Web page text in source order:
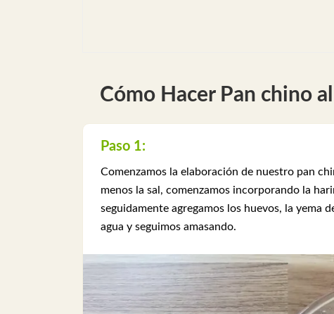
Cómo Hacer Pan chino
Paso 1:
Comenzamos la elaboración de nuestro pan
menos la sal, comenzamos incorporando la
seguidamente agregamos los huevos, la yema
agua y seguimos amasando.